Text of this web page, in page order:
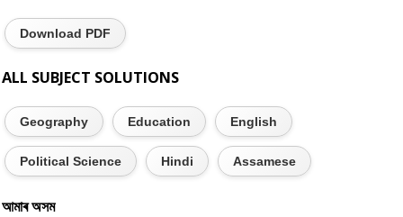
Download PDF
ALL SUBJECT SOLUTIONS
Geography Education English
Political Science Hindi Assamese
আমাৰ অসম